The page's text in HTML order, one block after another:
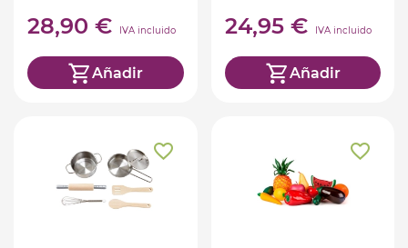
28,90 € IVA incluido
Añadir
24,95 € IVA incluido
Añadir